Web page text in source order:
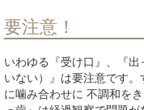
要注意！
いわゆる『受け口』、『
いない）』は要注意です
に噛み合わせに 不調和を